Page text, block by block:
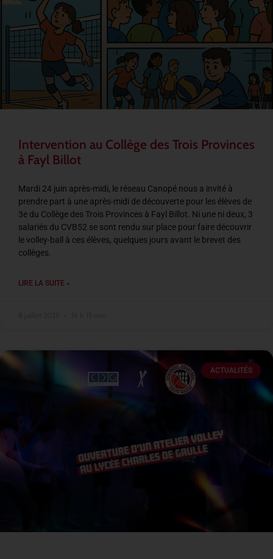
Intervention au Collège des Trois Provinces
à Fayl Billot
Mardi 24 juin après-midi, le réseau Canopé nous a invité à
prendre part à une après-midi de découverte pour les élèves de
3e du Collège des Trois Provinces à Fayl Billot. Ni une ni deux, 3
salariés du CVB52 se sont rendu sur place pour faire découvrir
le volley-ball à ces élèves, quelques jours avant le brevet des
collèges.
LIRE LA SUITE »
ACTUALITÉS